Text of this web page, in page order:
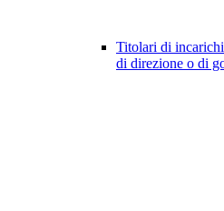
Titolari di
di direzione o di